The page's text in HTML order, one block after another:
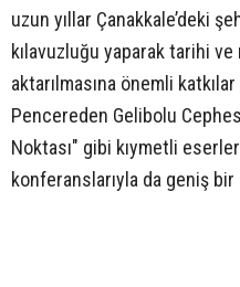
uzun yıllar Çanakkale’deki
kılavuzluğu yaparak tarihi ve
aktarılmasına önemli
Pencereden Gelibolu
Noktası" gibi kıymetli
konferanslarıyla da geniş